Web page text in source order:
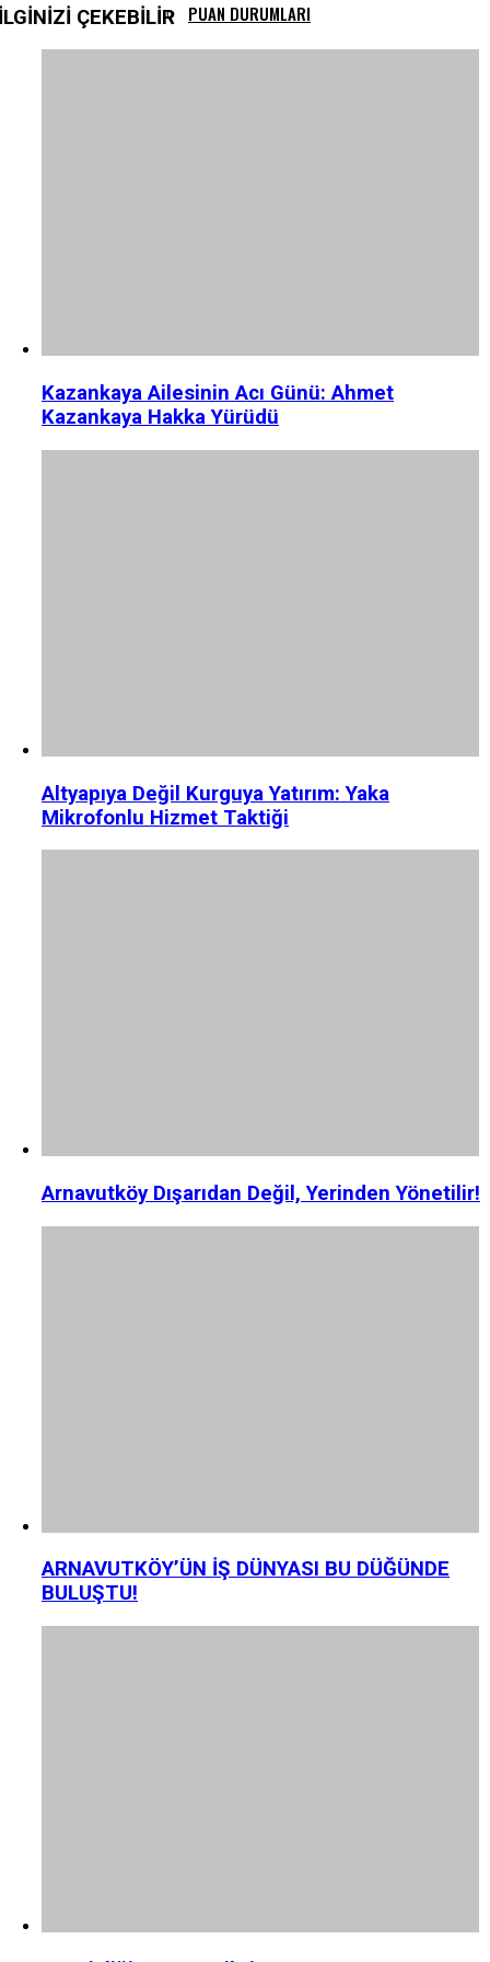
PUAN DURUMLARI
ÇEKEBİLİR
Kazankaya Ailesinin Acı Günü: Ahmet
Kazankaya Hakka Yürüdü
Altyapıya Değil Kurguya Yatırım: Yaka
Mikrofonlu Hizmet Taktiği
Arnavutköy Dışarıdan Değil, Yerinden Yönetilir!
ARNAVUTKÖY’ÜN İŞ DÜNYASI BU DÜĞÜNDE
BULUŞTU!